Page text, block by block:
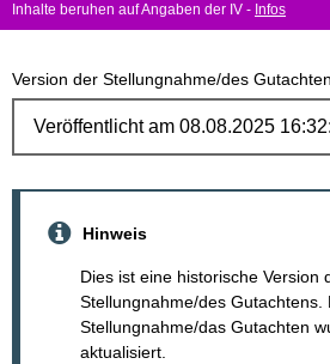
Inhalte beruhen auf Angaben der IV - Infos
Version der Stellungnahme/des
Hinweis
Dies ist eine historische Version
Stellungnahme/des Gutachtens.
Stellungnahme/das Gutachten
aktualisiert.